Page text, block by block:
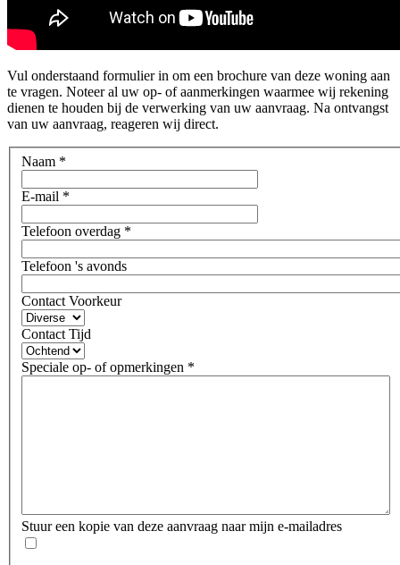
Vul onderstaand formulier in om een brochure van deze woning aan
te vragen. Noteer al uw op- of aanmerkingen waarmee wij rekening
dienen te houden bij de verwerking van uw aanvraag. Na ontvangst
van uw aanvraag, reageren wij direct.
Naam *
E-mail *
Telefoon overdag *
Telefoon 's avonds
Contact Voorkeur
Contact Tijd
Speciale op- of opmerkingen *
Stuur een kopie van deze aanvraag naar mijn e-mailadres